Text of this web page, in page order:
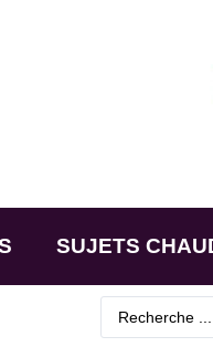
SUJETS